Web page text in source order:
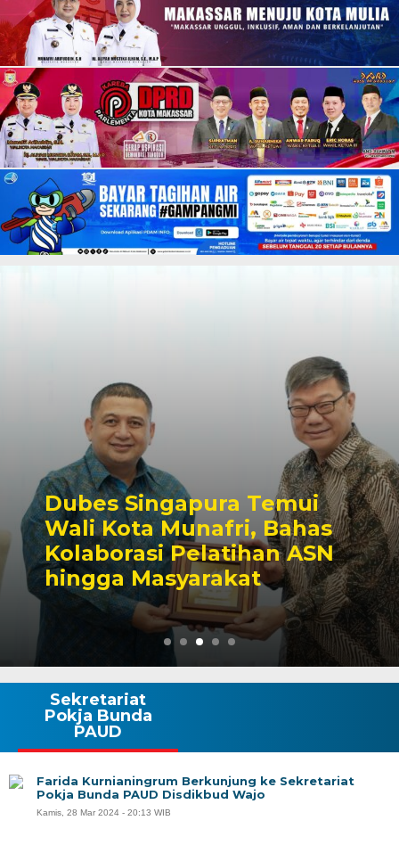
Dubes Singapura Temui
Wali Kota Munafri, Bahas
Kolaborasi Pelatihan ASN
hingga Masyarakat
Sekretariat
Pokja Bunda
PAUD
Farida Kurnianingrum Berkunjung ke Sekretariat
Pokja Bunda PAUD Disdikbud Wajo
Kamis, 28 Mar 2024 - 20:13 WIB